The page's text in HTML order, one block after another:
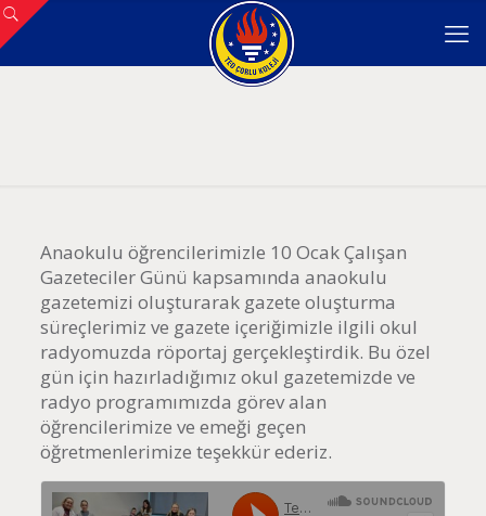
Anaokulu öğrencilerimizle 10 Ocak Çalışan
Gazeteciler Günü kapsamında anaokulu
gazetemizi oluşturarak gazete oluşturma
süreçlerimiz ve gazete içeriğimizle ilgili okul
radyomuzda röportaj gerçekleştirdik. Bu özel
gün için hazırladığımız okul gazetemizde ve
radyo programımızda görev alan
öğrencilerimize ve emeği geçen
öğretmenlerimize teşekkür ederiz.